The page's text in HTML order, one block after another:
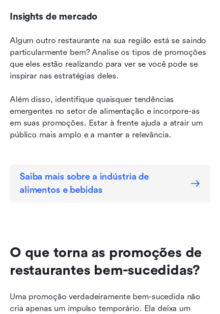
Insights de mercado
Algum outro restaurante na sua região está se saindo
particularmente bem? Analise os tipos de promoções
que eles estão realizando para ver se você pode se
inspirar nas estratégias deles.
Além disso, identifique quaisquer tendências
emergentes no setor de alimentação e incorpore-as
em suas promoções. Estar à frente ajuda a atrair um
público mais amplo e a manter a relevância.
Saiba mais sobre a indústria de
alimentos e bebidas
O que torna as promoções de
restaurantes bem-sucedidas?
Uma promoção verdadeiramente bem-sucedida não
cria apenas um impulso temporário. Ela deixa um